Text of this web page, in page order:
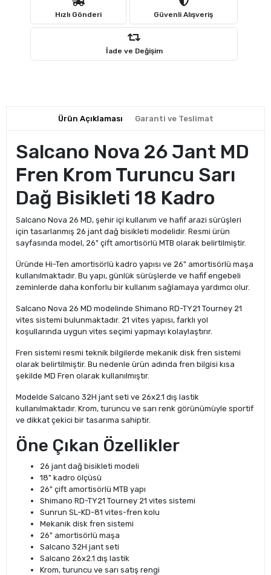
Hızlı Gönderi Güvenli Alışveriş
İade ve Değişim
Ürün Açıklaması Garanti ve Teslimat
Salcano Nova 26 Jant MD
Fren Krom Turuncu Sarı
Dağ Bisikleti 18 Kadro
Salcano Nova 26 MD, şehir içi kullanım ve hafif arazi sürüşleri
için tasarlanmış 26 jant dağ bisikleti modelidir. Resmi ürün
sayfasında model, 26" çift amortisörlü MTB olarak belirtilmiştir.
Üründe Hi-Ten amortisörlü kadro yapısı ve 26" amortisörlü maşa
kullanılmaktadır. Bu yapı, günlük sürüşlerde ve hafif engebeli
zeminlerde daha konforlu bir kullanım sağlamaya yardımcı olur.
Salcano Nova 26 MD modelinde Shimano RD-TY21 Tourney 21
vites sistemi bulunmaktadır. 21 vites yapısı, farklı yol
koşullarında uygun vites seçimi yapmayı kolaylaştırır.
Fren sistemi resmi teknik bilgilerde mekanik disk fren sistemi
olarak belirtilmiştir. Bu nedenle ürün adında fren bilgisi kısa
şekilde MD Fren olarak kullanılmıştır.
Modelde Salcano 32H jant seti ve 26x2.1 dış lastik
kullanılmaktadır. Krom, turuncu ve sarı renk görünümüyle sportif
ve dikkat çekici bir tasarıma sahiptir.
Öne Çıkan Özellikler
26 jant dağ bisikleti modeli
18" kadro ölçüsü
26" çift amortisörlü MTB yapı
Shimano RD-TY21 Tourney 21 vites sistemi
Sunrun SL-KD-81 vites-fren kolu
Mekanik disk fren sistemi
26" amortisörlü maşa
Salcano 32H jant seti
Salcano 26x2.1 dış lastik
Krom, turuncu ve sarı satış rengi